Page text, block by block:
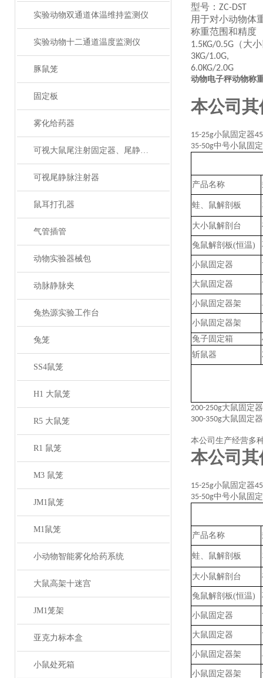
实验动物双通道体温维持监测仪
实验动物十二通道温度监测仪
豚鼠笼
固定板
雾化给药器
可视大鼠尾注射固定器、尾静脉注射
可视尾静脉注射器
鼠耳打孔器
气管插管
动物实验器械包
动脉静脉夹
兔热源实验工作台
兔笼
SS4鼠笼
H1 大鼠笼
R5 大鼠笼
R1 鼠笼
M3 鼠笼
JM1鼠笼
M1鼠笼
小动物智能雾化给药系统
大鼠高架十迷宫
JM1笼架
亚克力标本盒
小鼠处死箱
型号： ZC-DST
用于对小动物体
称重范围和精度
1.5KG/0.5G （大
3KG/1.0G,
6.0KG/2.0G
动物电子秤动物称
本公司
15-25g小鼠固定器45
35-50g中号小鼠固
产品名称
蛙、鼠解剖板
大小鼠解剖台
兔鼠解剖板(恒温)
小鼠固定器
大鼠固定器
小鼠固定器架
小鼠固定器架
兔子固定箱
斩鼠器
200-250g大鼠固定器
300-350g大鼠固定器
本公司生产经营多
本公司
15-25g小鼠固定器45
35-50g中号小鼠固
产品名称
蛙、鼠解剖板
大小鼠解剖台
兔鼠解剖板(恒温)
小鼠固定器
大鼠固定器
小鼠固定器架
小鼠固定器架